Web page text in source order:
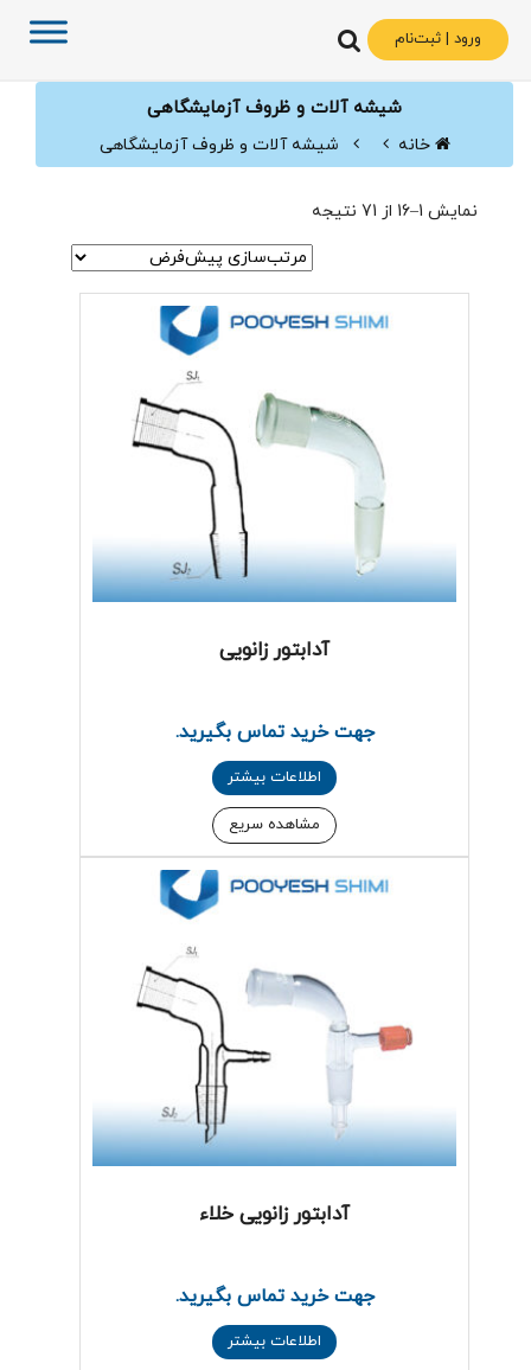
ورود | ثبت‌نام
شیشه آلات و ظروف آزمایشگاهی
خانه شیشه آلات و ظروف آزمایشگاهی
نمایش 1–16 از 71 نتیجه
آدابتور زانویی
جهت خرید تماس بگیرید.
اطلاعات بیشتر
مشاهده سریع
آدابتور زانویی خلاء
جهت خرید تماس بگیرید.
اطلاعات بیشتر